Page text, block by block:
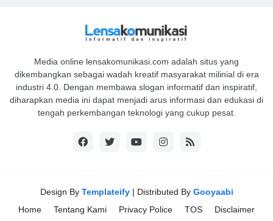
Media online lensakomunikasi.com adalah situs yang
dikembangkan sebagai wadah kreatif masyarakat milinial di era
industri 4.0. Dengan membawa slogan informatif dan inspiratif,
diharapkan media ini dapat menjadi arus informasi dan edukasi di
tengah perkembangan teknologi yang cukup pesat.
Design By Templateify| Distributed By Gooyaabi
Home
Tentang Kami Privacy Police TOS
Disclaimer